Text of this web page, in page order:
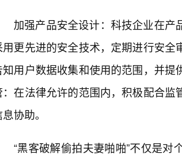
加强产品安全设计：科技企业在
用更先进的安全技术，定期进行安
知用户数据收集和使用的范围，并
：在法律允许的范围内，积极配合
协助。
“黑客破解偷拍夫妻啪啪”不仅是